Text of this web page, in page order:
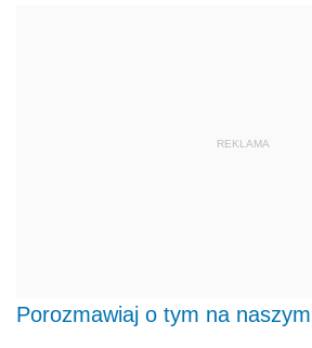
REKLAMA
Porozmawiaj o tym na